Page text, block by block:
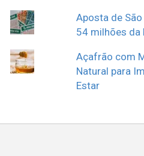
Aposta de
54 milhões da
Açafrão com
Natural para
Estar